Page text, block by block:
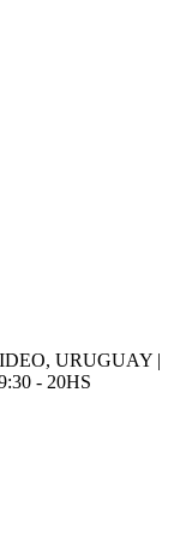
URUGUAY |
- 20HS